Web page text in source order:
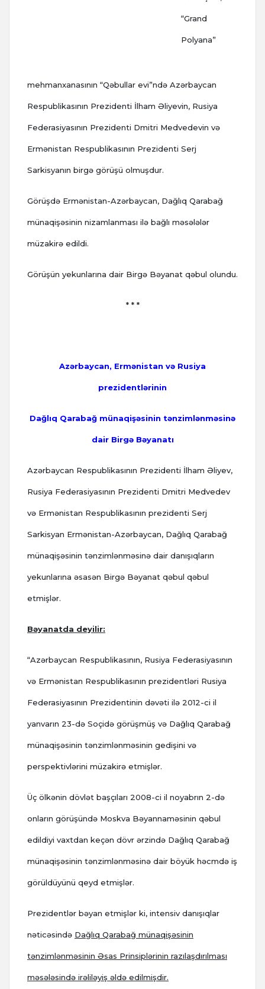
“Grand
Polyana”
mehmanxanasının “Qəbullar evi”ndə Azərbaycan
Respublikasının Prezidenti İlham Əliyevin, Rusiya
Federasiyasının Prezidenti Dmitri Medvedevin və
Ermənistan Respublikasının Prezidenti Serj
Sarkisyanın birgə görüşü olmuşdur.
Görüşdə Ermənistan-Azərbaycan, Dağlıq Qarabağ
münaqişəsinin nizamlanması ilə bağlı məsələlər
müzakirə edildi.
Görüşün yekunlarına dair Birgə Bəyanat qəbul olundu.
* * *
Azərbaycan, Ermənistan və Rusiya
prezidentlərinin
Dağlıq Qarabağ münaqişəsinin tənzimlənməsinə
dair Birgə Bəyanatı
Azərbaycan Respublikasının Prezidenti İlham Əliyev,
Rusiya Federasiyasının Prezidenti Dmitri Medvedev
və Ermənistan Respublikasının prezidenti Serj
Sarkisyan Ermənistan-Azərbaycan, Dağlıq Qarabağ
münaqişəsinin tənzimlənməsinə dair danışıqların
yekunlarına əsasən Birgə Bəyanat qəbul qəbul
etmişlər.
Bəyanatda deyilir:
“Azərbaycan Respublikasının, Rusiya Federasiyasının
və Ermənistan Respublikasının prezidentləri Rusiya
Federasiyasının Prezidentinin dəvəti ilə 2012-ci il
yanvarın 23-də Soçidə görüşmüş və Dağlıq Qarabağ
münaqişəsinin tənzimlənməsinin gedişini və
perspektivlərini müzakirə etmişlər.
Üç ölkənin dövlət başçıları 2008-ci il noyabrın 2-də
onların görüşündə Moskva Bəyannaməsinin qəbul
edildiyi vaxtdan keçən dövr ərzində Dağlıq Qarabağ
münaqişəsinin tənzimlənməsinə dair böyük həcmdə iş
görüldüyünü qeyd etmişlər.
Prezidentlər bəyan etmişlər ki, intensiv danışıqlar
nəticəsində Dağlıq Qarabağ münaqişəsinin
tənzimlənməsinin Əsas Prinsiplərinin razılaşdırılması
məsələsində irəliləyiş əldə edilmişdir.